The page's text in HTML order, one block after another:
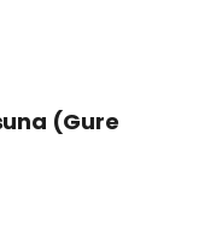
(Gure